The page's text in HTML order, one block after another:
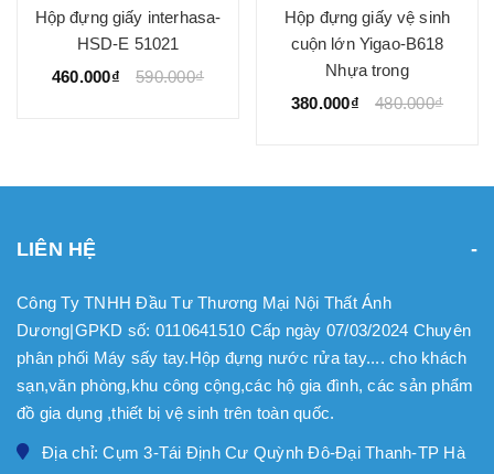
Hộp đựng giấy interhasa-
HSD-E 51021
460.000₫
590.000₫
Hộp đựng giấy vệ sinh
cuộn lớn Yigao-B618
Nhựa trong
380.000₫
480.000₫
LIÊN HỆ
Công Ty TNHH Đầu Tư Thương Mại Nội Thất Ánh
Dương|GPKD số: 0110641510 Cấp ngày 07/03/2024 Chuyên
phân phối Máy sấy tay.Hộp đựng nước rửa tay.... cho khách
sạn,văn phòng,khu công cộng,các hộ gia đình, các sản phẩm
đồ gia dụng ,thiết bị vệ sinh trên toàn quốc.
Địa chỉ: Cụm 3-Tái Định Cư Quỳnh Đô-Đại Thanh-TP Hà